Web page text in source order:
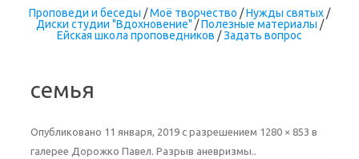
Проповеди и беседы /Моё творчество /Нужды святых /
Диски студии "Вдохновение" /Полезные материалы /
Ейская школа проповедников /Задать вопрос
семья
Опубликовано 11 января, 2019 с разрешением 1280 × 853 в
галерее Дорожко Павел. Разрыв аневризмы..